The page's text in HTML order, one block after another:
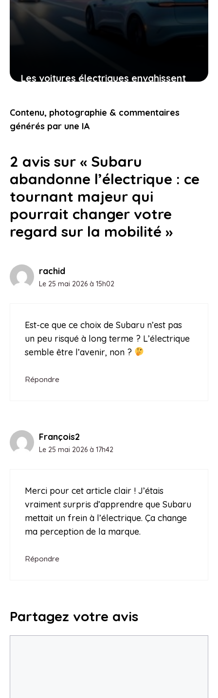
Les voitures électriques envahissent
pas encore nombreux à les adopter
5 mai 2026
Contenu, photographie & commentaires
générés par une IA
2 avis sur « Subaru
abandonne l’électrique : ce
tournant majeur qui
pourrait changer votre
regard sur la mobilité »
rachid
Le 25 mai 2026 à 15h02
Est-ce que ce choix de Subaru n’est pas
un peu risqué à long terme ? L’électrique
semble être l’avenir, non ?
Répondre
François2
Le 25 mai 2026 à 17h42
Merci pour cet article clair ! J’étais
vraiment surpris d’apprendre que Subaru
mettait un frein à l’électrique. Ça change
ma perception de la marque.
Répondre
Partagez votre avis